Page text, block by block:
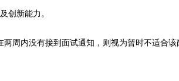
创新能力。
两周内没有接到面试通知，则视为暂时不适合